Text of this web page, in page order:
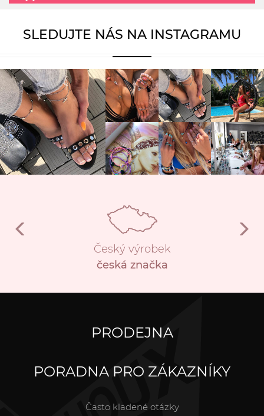
SLEDUJTE NÁS NA INSTAGRAMU
Český výrobek
česká značka
PRODEJNA
PORADNA PRO ZÁKAZNÍKY
Často kladené otázky